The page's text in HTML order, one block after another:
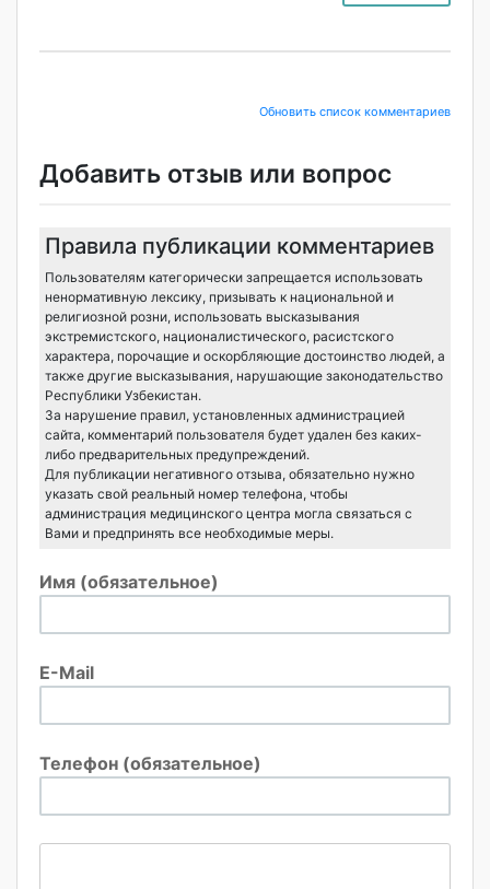
Обновить список комментариев
Добавить отзыв или вопрос
Правила публикации комментариев
Пользователям категорически запрещается использовать
ненормативную лексику, призывать к национальной и
религиозной розни, использовать высказывания
экстремистского, националистического, расистского
характера, порочащие и оскорбляющие достоинство людей, а
также другие высказывания, нарушающие законодательство
Республики Узбекистан.
За нарушение правил, установленных администрацией
сайта, комментарий пользователя будет удален без каких-
либо предварительных предупреждений.
Для публикации негативного отзыва, обязательно нужно
указать свой реальный номер телефона, чтобы
администрация медицинского центра могла связаться с
Вами и предпринять все необходимые меры.
Имя (обязательное)
E-Mail
Телефон (обязательное)